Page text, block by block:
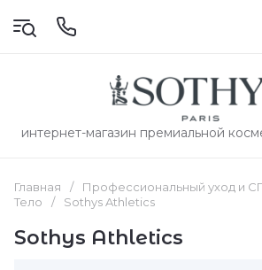
интернет-магазин премиальной
Главная / Профессиональный уход и
Тело
/ Sothys Athletics
Sothys Athletics